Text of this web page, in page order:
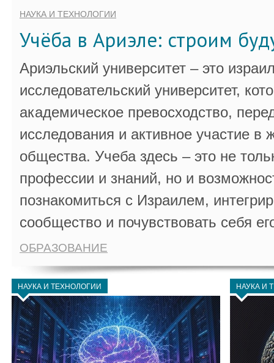
НАУКА И ТЕХНОЛОГИИ
Учёба в Ариэле: строим
Ариэльский университет – это
исследовательский университет,
академическое превосходство,
исследования и активное участие в
общества. Учеба здесь – это не
профессии и знаний, но и
познакомиться с Израилем,
сообщество и почувствовать себя
ОБРАЗОВАНИЕ
НАУКА И ТЕХНОЛОГИИ НАУКА И